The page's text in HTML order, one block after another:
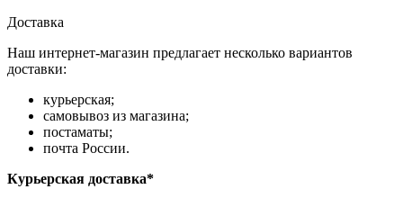
Доставка
Наш интернет-магазин предлагает несколько вариантов
доставки:
курьерская;
самовывоз из магазина;
постаматы;
почта России.
Курьерская доставка*